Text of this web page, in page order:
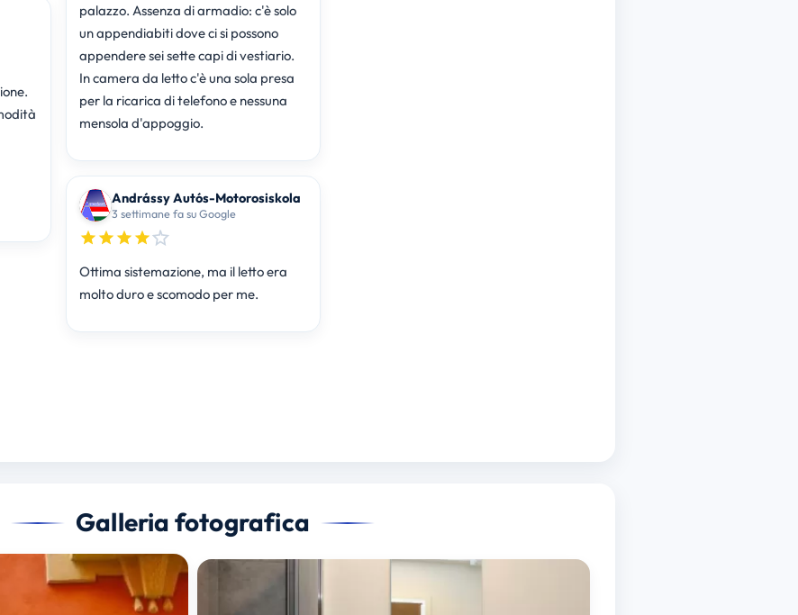
palazzo. Assenza di armadio: c'è solo
un appendiabiti dove ci si possono
appendere sei sette capi di vestiario.
In camera da letto c'è una sola presa
per la ricarica di telefono e nessuna
mensola d'appoggio.
Andrássy Autós-Motorosiskola
3 settimane fa su Google
Ottima sistemazione, ma il letto era
molto duro e scomodo per me.
Galleria fotografica